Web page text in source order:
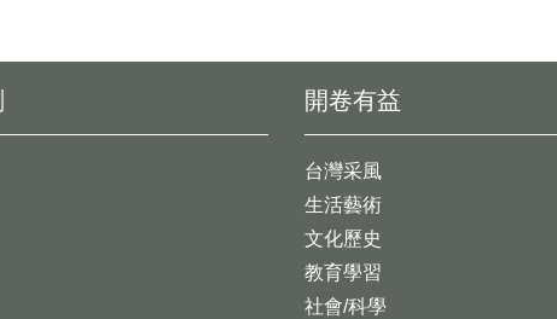
開卷有益
台灣采風
生活藝術
文化歷史
教育學習
社會/科學